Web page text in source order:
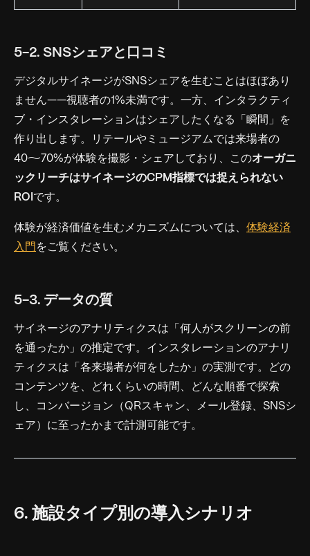
5-2. SNSシェアと口コミ
デジタルサイネージがSNSシェアを生むことはほぼあり
ません——視聴者の1%未満です。一方、インタラクティ
ブ・インスタレーションはシェアしたくなる「瞬間」を
作り出します。リテールやミュージアムでは来場者の
40〜70%が体験を撮影・シェアしており、このオーガニ
ックリーチはサイネージのCPM指標では捉えられない
ROI です。
体験が経済価値を生むメカニズムについては、 体験経済
入門 をご覧ください。
5-3. データの質
サイネージのアナリティクスは「何人がスクリーンの前
を通ったか」の推定です。インスタレーションのアナリ
ティクスは「各来場者が何をしたか」の実測です。どの
コンテンツを、どれくらいの時間、どんな順番で探索
し、コンバージョン（QRスキャン、メール登録、SNSシ
ェア）に至ったかまで計測可能です。
6. 施設タイプ別の導入シナリオ